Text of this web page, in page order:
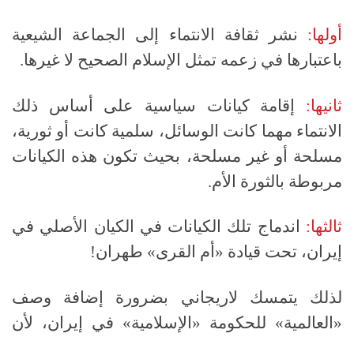
أولها: نشر ثقافة الانتماء إلى الجماعة الشيعية
باعتبارها في زعمه تمثل الإسلام الصحيح لا غيرها.
ثانيها:
إقامة كيانات سياسية على أساس ذلك
الانتماء مهما كانت الوسائل، سلمية كانت أو ثورية،
مسلحة أو غير مسلحة، بحيث تكون هذه الكيانات
مربوطة بالثورة الأم.
ثالثها:
اندماج تلك الكيانات في الكيان الأصلي في
إيران، تحت قيادة «أم القرى» طهران!
لذلك يتمسك لاريجاني بضرورة إضافة وصف
«العالمية» للحكومة « الإسلامية» في إيران، لأن